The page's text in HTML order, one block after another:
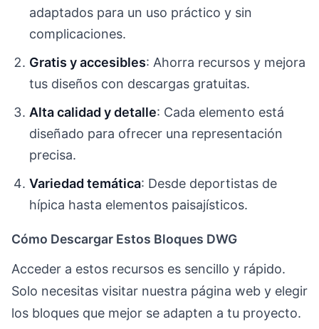
adaptados para un uso práctico y sin
complicaciones.
Gratis y accesibles: Ahorra recursos y mejora
tus diseños con descargas gratuitas.
Alta calidad y detalle: Cada elemento está
diseñado para ofrecer una representación
precisa.
Variedad temática: Desde deportistas de
hípica hasta elementos paisajísticos.
Cómo Descargar Estos Bloques DWG
Acceder a estos recursos es sencillo y rápido.
Solo necesitas visitar nuestra página web y elegir
los bloques que mejor se adapten a tu proyecto.